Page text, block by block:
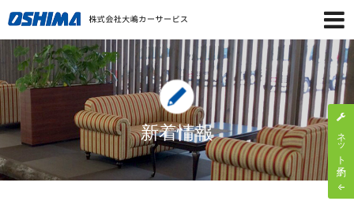
新着情報 ネット予約